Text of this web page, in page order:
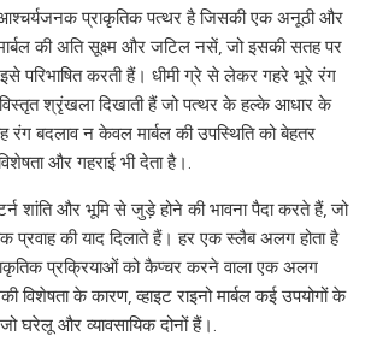
प्राकृतिक पत्थर है जिसकी एक अनूठी और
की अति सूक्ष्म और जटिल नसें, जो इसकी सतह पर
परिभाषित करती हैं। धीमी ग्रे से लेकर गहरे भूरे रंग
श्रृंखला दिखाती हैं जो पत्थर के हल्के आधार के
बदलाव न केवल मार्बल की उपस्थिति को बेहतर
और गहराई भी देता है।.
शांति और भूमि से जुड़े होने की भावना पैदा करते हैं, जो
प्रवाह की याद दिलाते हैं। हर एक स्लैब अलग होता है
प्रक्रियाओं को कैप्चर करने वाला एक अलग
विशेषता के कारण, व्हाइट राइनो मार्बल कई उपयोगों के
घरेलू और व्यावसायिक दोनों हैं।.